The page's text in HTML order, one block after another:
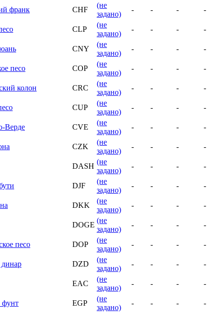
франк
CHF
(не
задано)
- - - -
CLP
(не
задано)
- - - -
CNY
(не
задано)
- - - -
песо
COP
(не
задано)
- - - -
колон
CRC
(не
задано)
- - - -
CUP
(не
задано)
- - - -
Верде
CVE
(не
задано)
- - - -
CZK
(не
задано)
- - - -
DASH
(не
задано)
- - - -
DJF
(не
задано)
- - - -
DKK
(не
задано)
- - - -
DOGE
(не
задано)
- - - -
песо DOP
(не
задано)
- - - -
DZD
(не
задано)
- - - -
EAC
(не
задано)
- - - -
фунт EGP
(не
задано)
- - - -